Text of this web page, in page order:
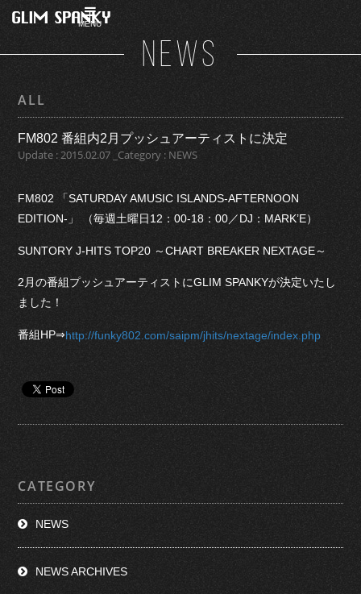
MENU
NEWS
ALL
FM802 番組内2月プッシュアーティストに決定
Update : 2015.02.07 _Category : NEWS
FM802 「SATURDAY AMUSIC ISLANDS-AFTERNOON
EDITION-」 （毎週土曜日12：00-18：00／DJ：MARK’E）
SUNTORY J-HITS TOP20 ～CHART BREAKER NEXTAGE～
2月の番組プッシュアーティストにGLIM SPANKYが決定いたし
ました！
番組HP⇒http://funky802.com/saipm/jhits/nextage/index.php
CATEGORY
NEWS
NEWS ARCHIVES